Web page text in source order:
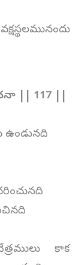
|| 117 ||
ఉండునది
కాక